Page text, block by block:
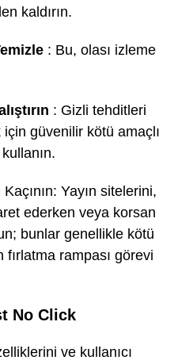
kaldırın.
: Bu, olası izleme
: Gizli tehditleri
güvenilir kötü amaçlı
Yayın sitelerini,
ederken veya korsan
bunlar genellikle kötü
rampası görevi
No Click
ve kullanıcı